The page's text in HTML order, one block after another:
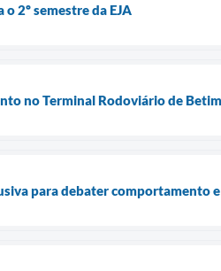
2º semestre da EJA
no Terminal Rodoviário de
para debater comportamento